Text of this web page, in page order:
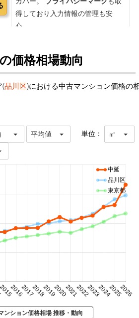
価格相場動向
(品川区)における中古マンション価格の
平均値 単位： ㎡
20162017201820192020202120222023202420252026
中延
品川区
東京都
ンション価格相場 推移・動向